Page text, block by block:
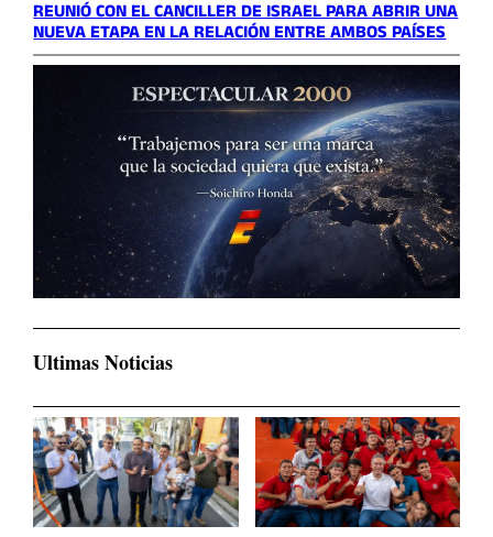
REUNIÓ CON EL CANCILLER DE ISRAEL PARA ABRIR UNA
NUEVA ETAPA EN LA RELACIÓN ENTRE AMBOS PAÍSES
Ultimas Noticias